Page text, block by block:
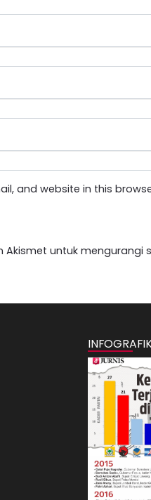
and website in this
Akismet untuk mengurangi